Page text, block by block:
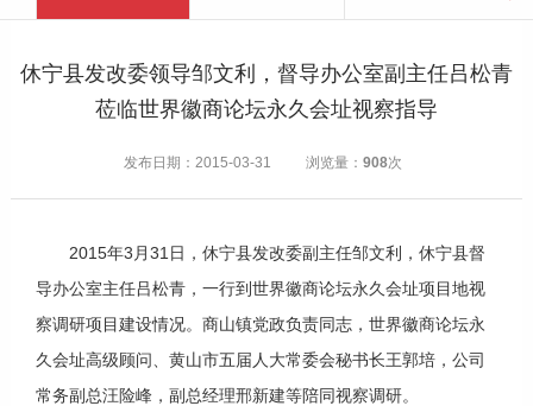
休宁县发改委领导邹文利，督导办公室副主任吕松青
莅临世界徽商论坛永久会址视察指导
发布日期：2015-03-31 浏览量：908次
2015年3月31日，休宁县发改委副主任邹文利，休宁县督
导办公室主任吕松青，一行到世界徽商论坛永久会址项目地视
察调研项目建设情况。商山镇党政负责同志，世界徽商论坛永
久会址高级顾问、黄山市五届人大常委会秘书长王郭培，公司
常务副总汪险峰，副总经理邢新建等陪同视察调研。